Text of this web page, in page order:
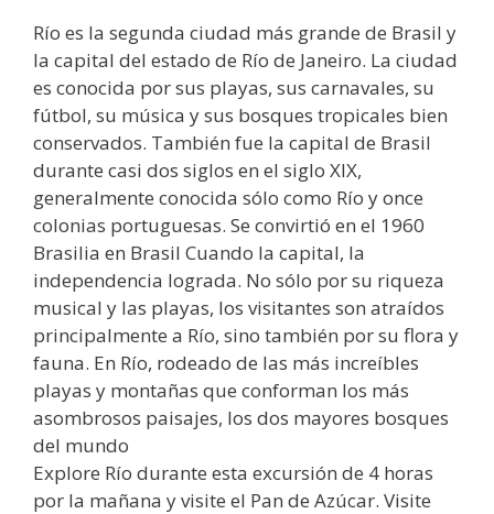
Río es la segunda ciudad más grande de Brasil y
la capital del estado de Río de Janeiro. La ciudad
es conocida por sus playas, sus carnavales, su
fútbol, su música y sus bosques tropicales bien
conservados. También fue la capital de Brasil
durante casi dos siglos en el siglo XIX,
generalmente conocida sólo como Río y once
colonias portuguesas. Se convirtió en el 1960
Brasilia en Brasil Cuando la capital, la
independencia lograda. No sólo por su riqueza
musical y las playas, los visitantes son atraídos
principalmente a Río, sino también por su flora y
fauna. En Río, rodeado de las más increíbles
playas y montañas que conforman los más
asombrosos paisajes, los dos mayores bosques
del mundo
Explore Río durante esta excursión de 4 horas
por la mañana y visite el Pan de Azúcar. Visite